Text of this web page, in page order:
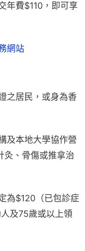
年費$110，即可享
網站
之居民，或身為香
及本地大學協作營
灸、骨傷或推拿治
為$120（已包診症
及75歲或以上領